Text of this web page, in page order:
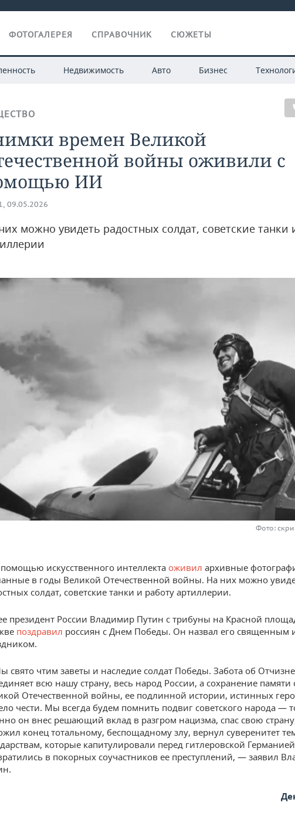
ФОТОГАЛЕРЕЯ СПРАВОЧНИК СЮЖЕТЫ
Недвижимость Авто Бизнес
времен Великой
войны оживили с
ИИ
09.05.2026
можно увидеть радостных солдат, советские танки
Фото:
помощью искусственного интеллекта оживил архивные
в годы Великой Отечественной войны. На них можно
солдат, советские танки и работу артиллерии.
президент России Владимир Путин с трибуны на Красной
поздравил россиян с Днем Победы. Он назвал его священным
свято чтим заветы и наследие солдат Победы. Забота об Отчизне
всю нашу страну, весь народ России, а сохранение памяти
Отечественной войны, ее подлинной истории, истинных
чести. Мы всегда будем помнить подвиг советского народа —
он внес решающий вклад в разгром нацизма, спас свою
конец тотальному, беспощадному злу, вернул суверенитет
которые капитулировали перед гитлеровской
в покорных соучастников ее преступлений, — заявил